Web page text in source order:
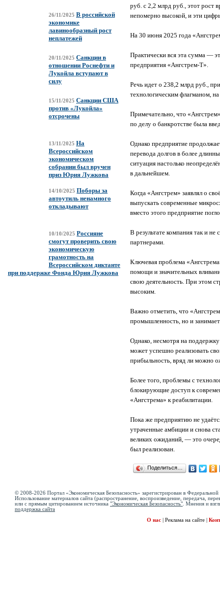
26/11/2025 В российской
экономике
лавинообразный рост
неплатежей
20/11/2025 Санкции в
отношении Роснефти и
Лукойла вступают в
силу
15/11/2025 Санкции США
против «Лукойла»
отсрочены
13/11/2025 На
Всероссийском
экономическом
собрании был вручен
приз Юрия Лужкова
14/10/2025 Поборы за
автоутиль ненамного
откладывают
10/10/2025 Россияне
смогут проверить свою
экономическую
грамотность на
Всероссийском диктанте
при поддержке Фонда Юрия Лужкова
руб. с 2,2 млрд руб., этот рост
непомерно высокой, и эти
На 30 июня 2025 года
Практически вся эта сумма —
предприятия «Ангстрем-Т».
Речь идет о 238,2 млрд руб.,
технологическим флагманом,
Примечательно, что
по делу о банкротстве была
Однако предприятие
перевода долгов в более
ситуация настолько
в дальнейшем.
Когда «Ангстрем» заявлял о
выпускать современные
вместо этого предприятие
В результате компания так и не
партнерами.
Ключевая проблема
помощи и значительных
свою деятельность. При этом
высоким.
Важно отметить, что
промышленность, но и
Однако, несмотря на поддержку
может успешно реализовать
прибыльность, вряд ли можно
Более того, проблемы с
блокирующие доступ к
«Ангстрема» к реабилитации.
Пока же предприятию не
утраченные амбиции и снова
великих ожиданий, — это
был реализован.
Поделиться…
© 2008-2026 Портал «Экономическая Безопасность» зарегистрирован в
Использование материалов сайта (распространение, воспроизведение, передача,
или с прямым цитированием источника "Экономическая Безопасность" . Мнения и
поддержка сайта
О нас
Реклама на сайте